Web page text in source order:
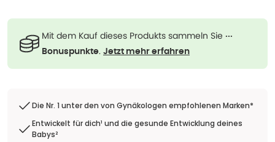
Mit dem Kauf dieses Produkts sammeln Sie ···
Bonuspunkte. Jetzt mehr erfahren
Die Nr. 1 unter den von Gynäkologen empfohlenen Marken*
Entwickelt für dich¹ und die gesunde Entwicklung deines
Babys²